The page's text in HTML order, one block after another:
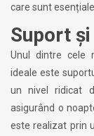
care sunt
Suport
Unul dintre cele
ideale este
un nivel ridicat
asigurând o
este realizat prin